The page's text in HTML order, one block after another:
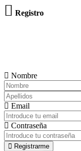
Registro
Nombre
Email
Contraseña
Registrarme